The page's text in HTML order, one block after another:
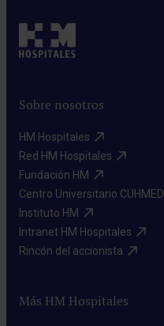
Sobre nosotros
HM Hospitales​
Red HM Hospitales​
Fundación HM​
Centro Universitario CUHMED​
Instituto HM​
Intranet HM Hospitales​
Rincón del accionista​
Más HM Hospitales